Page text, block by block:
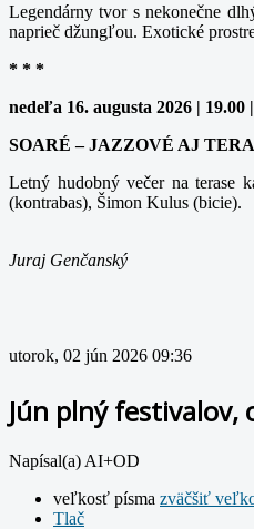
Legendárny tvor s nekonečne
naprieč džungľou. Exotické
* * *
nedeľa 16. augusta 2026 | 19.00
SOARÉ – JAZZOVÉ AJ
Letný hudobný večer na terase
(kontrabas), Šimon Kulus (bicie).
Juraj Genčanský
utorok, 02 jún 2026 09:36
Jún plný
Napísal(a) AI+OD
veľkosť písma zväčšiť
Tlač